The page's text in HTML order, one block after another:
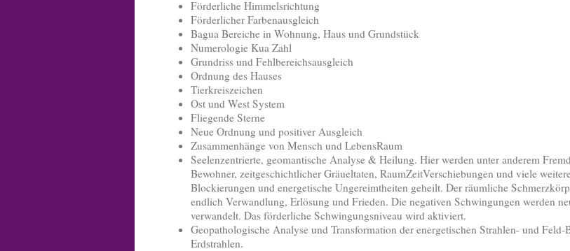
Förderliche Himmelsrichtung
Förderlicher Farbenausgleich
Bagua Bereiche in Wohnung, Haus und Grundstück
Numerologie Kua Zahl
Grundriss und Fehlbereichsausgleich
Ordnung des Hauses
Tierkreiszeichen
Ost und West System
Fliegende Sterne
Neue Ordnung und positiver Ausgleich
Zusammenhänge von Mensch und LebensRaum
Seelenzentrierte, geomantische Analyse & Heilung. Hier werden unter anderem
Bewohner, zeitgeschichtlicher Gräueltaten, RaumZeitVerschiebungen und viele
Blockierungen und energetische Ungereimtheiten geheilt. Der räumliche
endlich Verwandlung, Erlösung und Frieden. Die negativen Schwingungen werden
verwandelt. Das förderliche Schwingungsniveau wird aktiviert.
Geopathologische Analyse und Transformation der energetischen Strahlen- und
Erdstrahlen.